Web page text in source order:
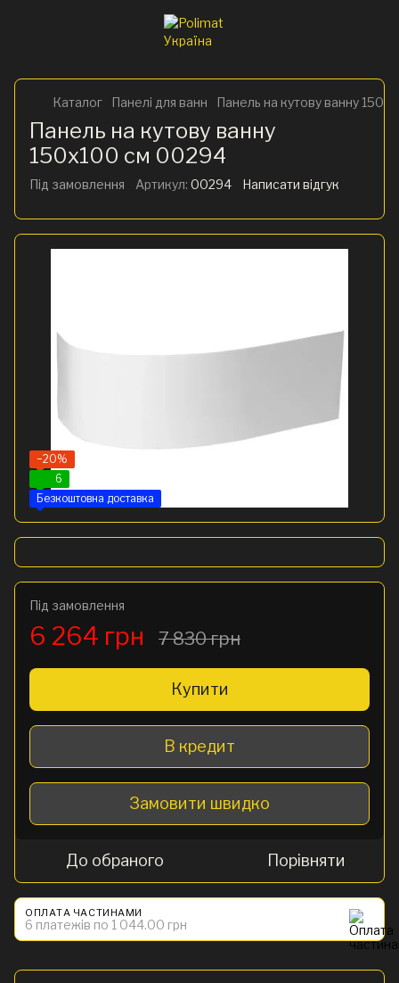
Каталог Панелі для ванн Панель на кутову ванну
Панель на кутову ванну
150x100 см 00294
Під замовлення Артикул: 00294 Написати відгук
−20%
6
Безкоштовна доставка
Під замовлення
6 264 грн 7 830 грн
Купити
В кредит
Замовити швидко
До обраного Порівняти
ОПЛАТА ЧАСТИНАМИ
6 платежів по 1 044.00 грн